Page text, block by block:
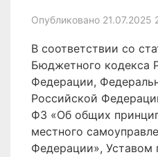
Опубликовано 21.07.2025
В соответствии со
Бюджетного кодекса
Федерации,
Российской
ФЗ «Об общих
местного
Федерации», Уставом